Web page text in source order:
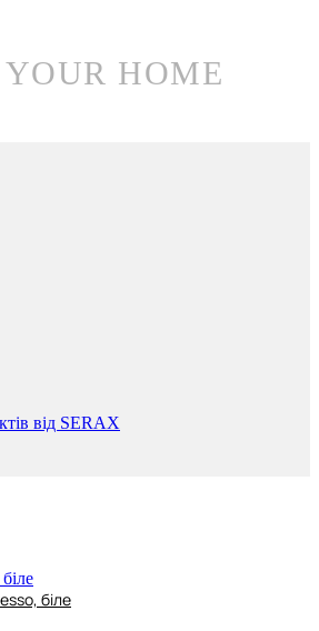
HOME
від SERAX
біле